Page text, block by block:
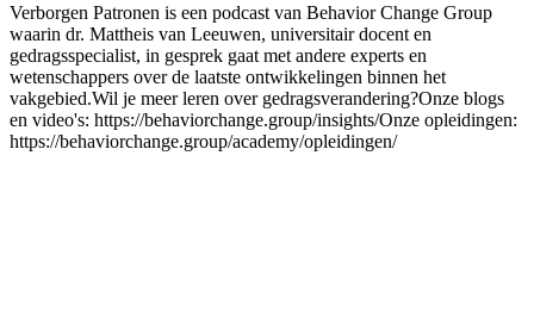
Verborgen Patronen is een podcast van Behavior Change Group
waarin dr. Mattheis van Leeuwen, universitair docent en
gedragsspecialist, in gesprek gaat met andere experts en
wetenschappers over de laatste ontwikkelingen binnen het
vakgebied.Wil je meer leren over gedragsverandering?Onze blogs
en video's: https://behaviorchange.group/insights/Onze opleidingen:
https://behaviorchange.group/academy/opleidingen/